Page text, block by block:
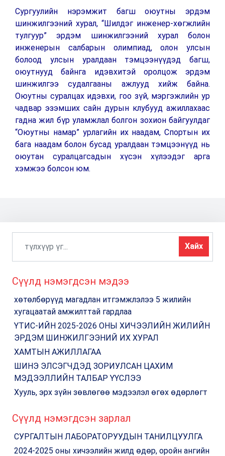
Сургуулийн нэрэмжит багш оюутны эрдэм
шинжилгээний хурал, “Шилдэг инженер-хөгжлийн
тулгуур” эрдэм шинжилгээний хурал болон
инженерын салбарын олимпиад, олон улсын
болоод улсын уралдаан тэмцээнүүдэд багш,
оюутнууд байнга идэвхитэй оролцож эрдэм
шинжилгээ судалгааны ажлууд хийж байна.
Оюутны суралцах идэвхи, гоо зүй, мэргэжлийн ур
чадвар эзэмших сайн дурын клубууд ажиллахаас
гадна жил бүр уламжлал болгон зохион байгуулдаг
“Оюутны намар” урлагийн их наадам, Спортын их
бага наадам болон бусад уралдаан тэмцээнүүд нь
оюутан суралцагсадын хүсэн хүлээдэг арга
хэмжээ болсон юм.
Хайх
Сүүлд нэмэгдсэн мэдээ
хөтөлбөрүүд магадлан итгэмжлэлээ 5 жилийн
хугацаатай амжилттай гардлаа
ҮТИС-ИЙН 2025-2026 ОНЫ ХИЧЭЭЛИЙН ЖИЛИЙН
ЭРДЭМ ШИНЖИЛГЭЭНИЙ ИХ ХУРАЛ
ХАМТЫН АЖИЛЛАГАА
ШИНЭ ЭЛСЭГЧДЭД ЗОРИУЛСАН ЦАХИМ
МЭДЭЭЛЛИЙН ТАЛБАР ҮҮСЛЭЭ
Хууль, эрх зүйн зөвлөгөө мэдээлэл өгөх өдөрлөгт
Сүүлд нэмэгдсэн зарлал
СУРГАЛТЫН ЛАБОРАТОРУУДЫН ТАНИЛЦУУЛГА
2024-2025 оны хичээлийн жилд өдөр, оройн ангийн